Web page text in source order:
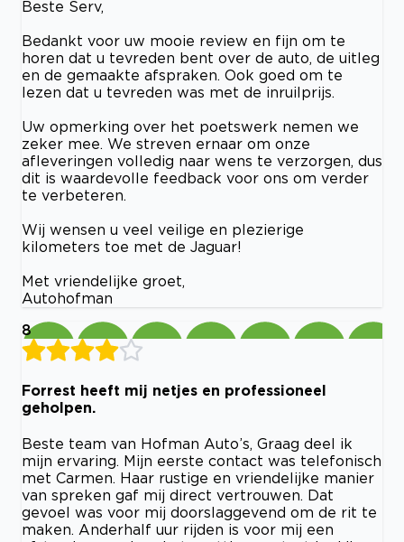
Beste Serv,
Bedankt voor uw mooie review en fijn om te
horen dat u tevreden bent over de auto, de uitleg
en de gemaakte afspraken. Ook goed om te
lezen dat u tevreden was met de inruilprijs.
Uw opmerking over het poetswerk nemen we
zeker mee. We streven ernaar om onze
afleveringen volledig naar wens te verzorgen, dus
dit is waardevolle feedback voor ons om verder
te verbeteren.
Wij wensen u veel veilige en plezierige
kilometers toe met de Jaguar!
Met vriendelijke groet,
Autohofman
8
Forrest heeft mij netjes en professioneel
geholpen.
Beste team van Hofman Auto’s, Graag deel ik
mijn ervaring. Mijn eerste contact was telefonisch
met Carmen. Haar rustige en vriendelijke manier
van spreken gaf mij direct vertrouwen. Dat
gevoel was voor mij doorslaggevend om de rit te
maken. Anderhalf uur rijden is voor mij een